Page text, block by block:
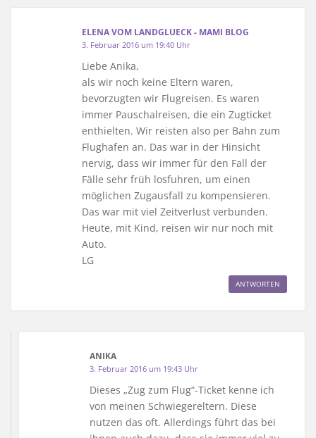
ELENA VOM LANDGLUECK - MAMI BLOG
3. Februar 2016 um 19:40 Uhr
Liebe Anika,
als wir noch keine Eltern waren,
bevorzugten wir Flugreisen. Es waren
immer Pauschalreisen, die ein Zugticket
enthielten. Wir reisten also per Bahn zum
Flughafen an. Das war in der Hinsicht
nervig, dass wir immer für den Fall der
Fälle sehr früh losfuhren, um einen
möglichen Zugausfall zu kompensieren.
Das war mit viel Zeitverlust verbunden.
Heute, mit Kind, reisen wir nur noch mit
Auto.
LG
ANTWORTEN
ANIKA
3. Februar 2016 um 19:43 Uhr
Dieses „Zug zum Flug“-Ticket kenne ich
von meinen Schwiegereltern. Diese
nutzen das oft. Allerdings führt das bei